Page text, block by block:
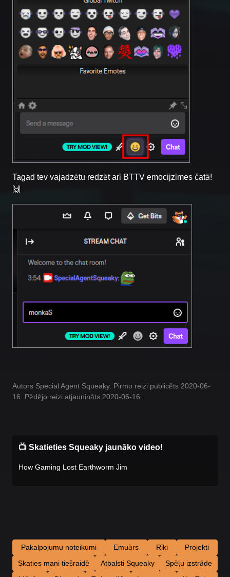
Tagad tev vajadzētu redzēt arī BTTV emocijzīmes čatā!
🙌
Autors Special Agent Squeaky. Pirmo reizi publicēts 2020-06-
16. Pēdējo reizi atjaunināts 2020-06-16.
📺 Skatieties Squeaky jaunāko video!
How Gaming Lost Earthworm Jim
Pakalpojumu noteikumi Emuārs Rīki
Projekti
Skaties mani tiešraidē
Atbalsti Squeaky
Spēļu izstrāde